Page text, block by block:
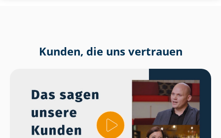
Kunden, die uns vertrauen